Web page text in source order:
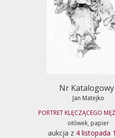
Nr Katalogowy
Jan Matejko
PORTRET KLĘCZĄCEGO
ołówek, papier
aukcja z 4 listopada